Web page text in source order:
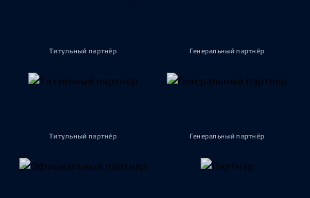
Титульный партнёр Генеральный партнёр
Титульный партнёр Генеральный партнёр